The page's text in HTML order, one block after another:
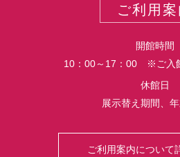
ご利用案
開館時間
10：00～17：00 ※ご入
休館日
展示替え期間、
ご利用案内について